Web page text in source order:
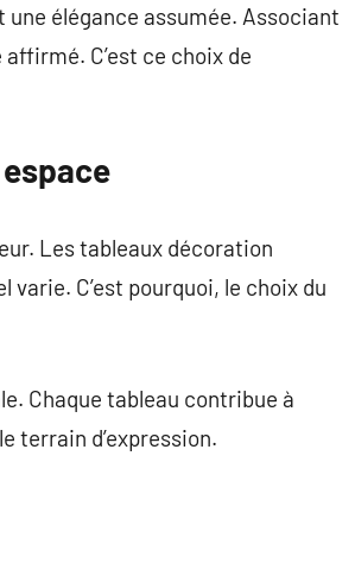
élégance assumée. Associant
C’est ce choix de
Les tableaux décoration
C’est pourquoi, le choix du
Chaque tableau contribue à
terrain d’expression.